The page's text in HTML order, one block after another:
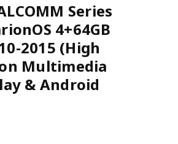
Series
4+64GB
2015 (High
Multimedia
& Android